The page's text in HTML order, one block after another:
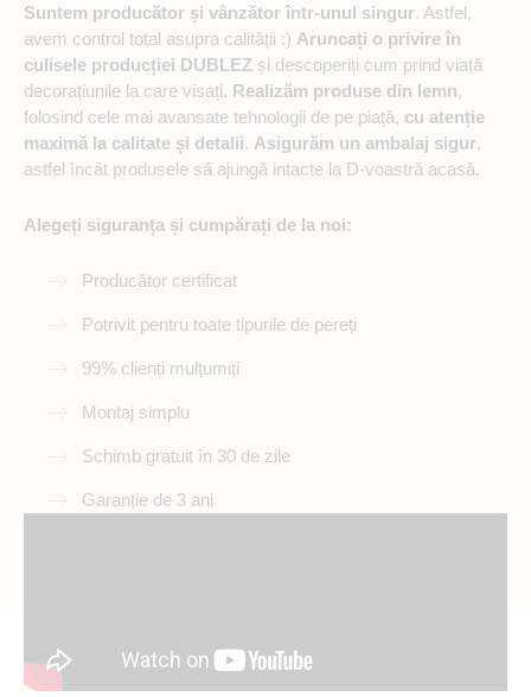
Suntem producător și vânzător într-unul singur. Astfel,
avem control total asupra calității :) Aruncați o privire în
culisele producției DUBLEZ și descoperiți cum prind viață
decorațiunile la care visați. Realizăm produse din lemn,
folosind cele mai avansate tehnologii de pe piață, cu atenție
maximă la calitate și detalii. Asigurăm un ambalaj sigur,
astfel încât produsele să ajungă intacte la D-voastră acasă.
Alegeți siguranța și cumpărați de la noi:
Producător certificat
Potrivit pentru toate tipurile de pereți
99% clienți mulțumiți
Montaj simplu
Schimb gratuit în 30 de zile
Garanție de 3 ani